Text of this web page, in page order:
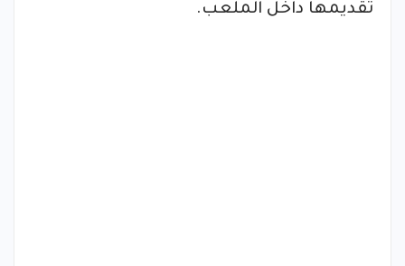
تقديمها داخل الملعب.